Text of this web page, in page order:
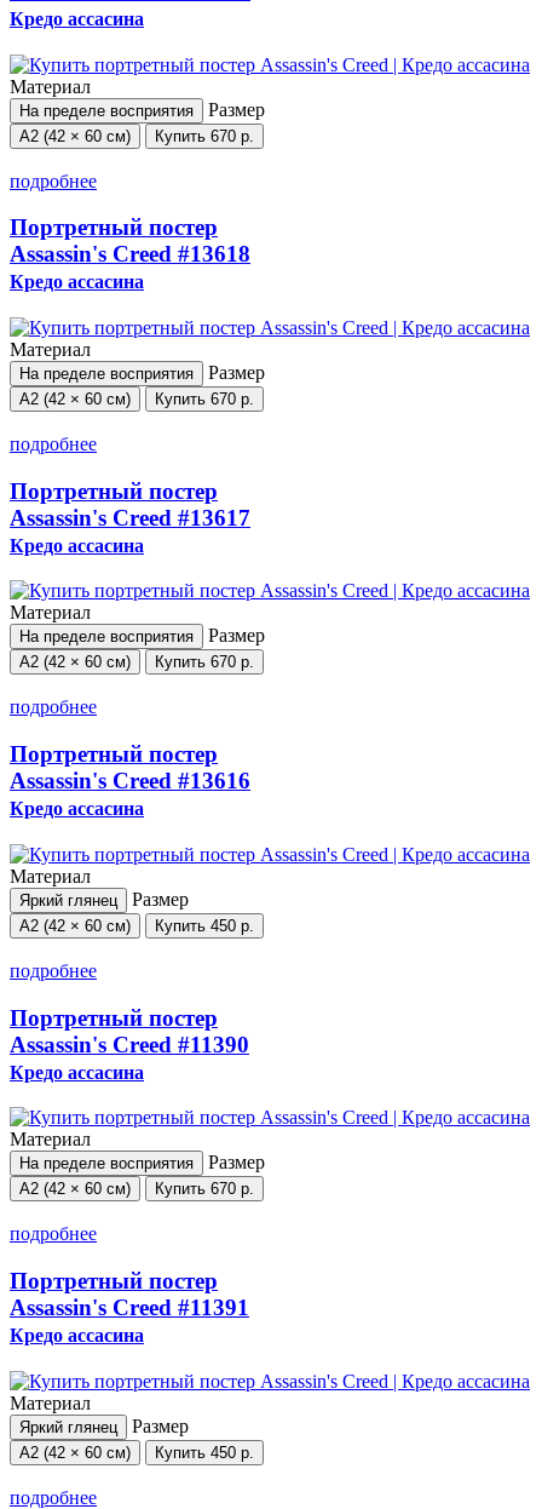
Кредо ассасина
Материал
На пределе восприятия Размер
А2 (42 × 60 см) Купить 670 р.
подробнее
Портретный постер
Assassin's Creed #13618
Кредо ассасина
Материал
На пределе восприятия Размер
А2 (42 × 60 см) Купить 670 р.
подробнее
Портретный постер
Assassin's Creed #13617
Кредо ассасина
Материал
На пределе восприятия Размер
А2 (42 × 60 см) Купить 670 р.
подробнее
Портретный постер
Assassin's Creed #13616
Кредо ассасина
Материал
Яркий глянец Размер
А2 (42 × 60 см) Купить 450 р.
подробнее
Портретный постер
Assassin's Creed #11390
Кредо ассасина
Материал
На пределе восприятия Размер
А2 (42 × 60 см) Купить 670 р.
подробнее
Портретный постер
Assassin's Creed #11391
Кредо ассасина
Материал
Яркий глянец Размер
А2 (42 × 60 см) Купить 450 р.
подробнее